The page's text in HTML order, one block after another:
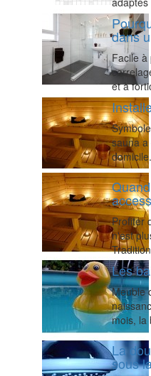
dans
Facile à
et à
sauna a
Profiter
n'est
Les
Meuble
mois,
La
sous